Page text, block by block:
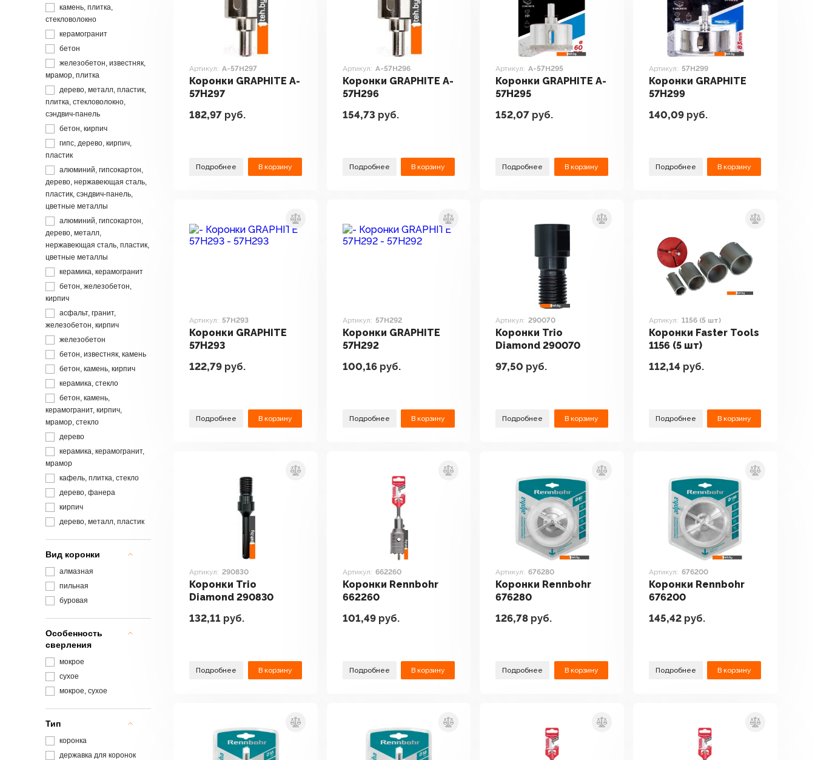
камень, плитка,
стекловолокно
керамогранит
бетон
железобетон, известняк,
мрамор, плитка
дерево, металл, пластик,
плитка, стекловолокно,
сэндвич-панель
бетон, кирпич
гипс, дерево, кирпич,
пластик
алюминий, гипсокартон,
дерево, нержавеющая сталь,
пластик, сэндвич-панель,
цветные металлы
алюминий, гипсокартон,
дерево, металл,
нержавеющая сталь, пластик,
цветные металлы
керамика, керамогранит
бетон, железобетон,
кирпич
асфальт, гранит,
железобетон, кирпич
железобетон
бетон, известняк, камень
бетон, камень, кирпич
керамика, стекло
бетон, камень,
керамогранит, кирпич,
мрамор, стекло
дерево
керамика, керамогранит,
мрамор
кафель, плитка, стекло
дерево, фанера
кирпич
дерево, металл, пластик
Вид коронки
алмазная
пильная
буровая
Особенность
сверления
мокрое
сухое
мокрое, сухое
Тип
коронка
державка для коронок
Артикул: A-57H297
Коронки GRAPHITE A-
57H297
182,97 руб.
Подробнее В корзину
Артикул: A-57H296
Коронки GRAPHITE A-
57H296
154,73 руб.
Подробнее В корзину
Артикул: A-57H295
Коронки GRAPHITE A-
57H295
152,07 руб.
Подробнее В корзину
Артикул: 57H299
Коронки GRAPHITE
57H299
140,09 руб.
Подробнее В корзину
Артикул: 57H293
Коронки GRAPHITE
57H293
122,79 руб.
Подробнее В корзину
Артикул: 57H292
Коронки GRAPHITE
57H292
100,16руб.
Подробнее В корзину
Артикул: 290070
Коронки Trio
Diamond 290070
97,50 руб.
Подробнее В корзину
Артикул: 1156 (5 шт)
Коронки Faster Tools
1156 (5 шт)
112,14 руб.
Подробнее В корзину
Артикул: 290830
Коронки Trio
Diamond 290830
132,11 руб.
Подробнее В корзину
Артикул: 662260
Коронки Rennbohr
662260
101,49руб.
Подробнее В корзину
Артикул: 676280
Коронки Rennbohr
676280
126,78 руб.
Подробнее В корзину
Артикул: 676200
Коронки Rennbohr
676200
145,42 руб.
Подробнее В корзину